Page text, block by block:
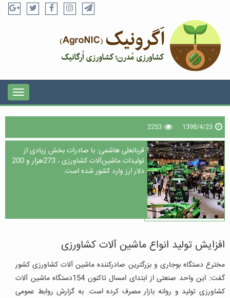
1398/4/23
2253
قربانعلی هاشمی: با صادرات بخش زیادی از
تولیدات ماشین‌آلات کشاورزی ، 273هزار و 200
دلار ارز وارد کشور شده است.
افزایش تولید انواع ماشین آلات کشاورزی
مخترع دستگاه بوجاری و بزرگترین صادرکننده ماشین آلات کشاورزی کشور
گفت: این واحد صنعتی از ابتدای امسال تاکنون 154دستگاه ماشین آلات
کشاورزی تولید و روانه بازار مصرف کرده است. به گزارش روابط عمومی